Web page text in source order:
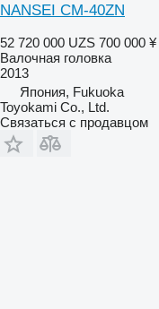
NANSEI CM-40ZN
52 720 000 UZS 700 000 ¥
Валочная головка
2013
Япония, Fukuoka
Toyokami Co., Ltd.
Связаться с продавцом